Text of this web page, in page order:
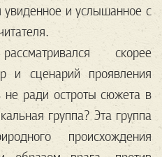
и услышанное с
скорее
и сценарий проявления
ради остроты сюжета в
группа? Эта группа
происхождения